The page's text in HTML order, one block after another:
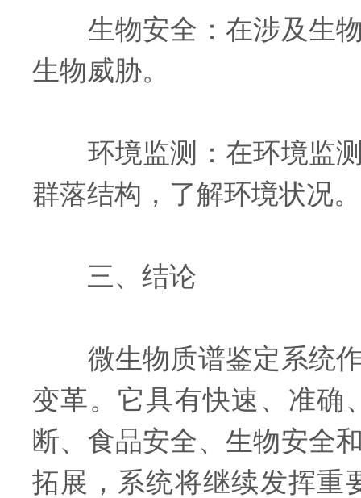
生物安全：在涉及生物
生物威胁。
环境监测：在环境监测
群落结构，了解环境状况。
三、结论
微生物质谱鉴定系统作
变革。它具有快速、准确
断、食品安全、生物安全
拓展，系统将继续发挥重